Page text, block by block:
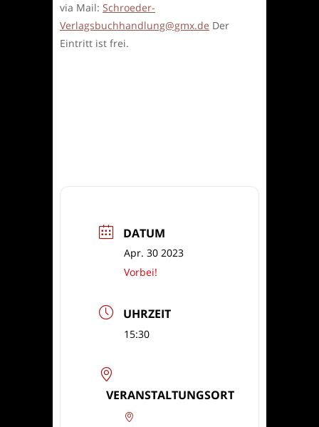
via Mail: Schroeder-
Verlagsbuchhandlung@gmx.de Der
Eintritt ist frei.
DATUM
Apr. 30 2023
Vorbei!
UHRZEIT
15:30
VERANSTALTUNGSORT